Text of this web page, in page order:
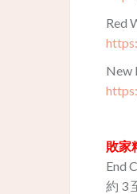
Red
New
敗家
End
約 3